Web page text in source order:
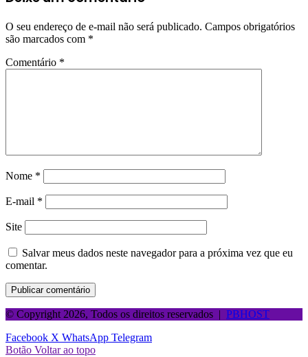
O seu endereço de e-mail não será publicado. Campos obrigatórios
são marcados com *
Comentário *
Nome *
E-mail *
Site
Salvar meus dados neste navegador para a próxima vez que eu
comentar.
© Copyright 2026, Todos os direitos reservados | PBHOST
Facebook X WhatsApp Telegram
Botão Voltar ao topo